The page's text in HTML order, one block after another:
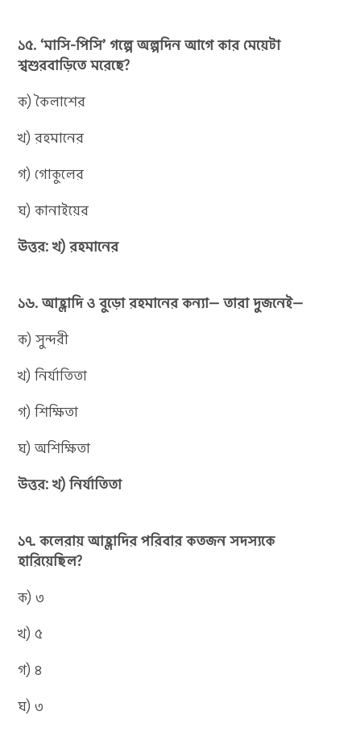
১৫. ‘মাসি-পিসি’ গল্পে অল্পদিন আগে কার মেয়েটা
শ্বশুরবাড়িতে মরেছে?
ক) কৈলাশের
খ) রহমানের
গ) গোকুলের
ঘ) কানাইয়ের
উত্তর: খ) রহমানের
১৬. আহ্লাদি ও বুড়ো রহমানের কন্যা— তারা দুজনেই—
ক) সুন্দরী
খ) নির্যাতিতা
গ) শিক্ষিতা
ঘ) অশিক্ষিতা
উত্তর: খ) নির্যাতিতা
১৭. কলেরায় আহ্লাদির পরিবার কতজন সদস্যকে
হারিয়েছিল?
ক) ৩
খ) ৫
গ) ৪
ঘ) ৩